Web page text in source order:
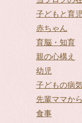
子どもと育児
赤ちゃん
育脳・知育
親の心構え
幼児
子どもの病
先輩ママか
食事